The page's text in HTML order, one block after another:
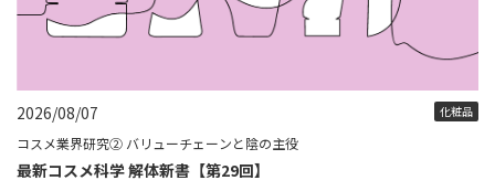
2026/08/07 化粧品
コスメ業界研究② バリューチェーンと陰の主役
最新コスメ科学 解体新書【第29回】